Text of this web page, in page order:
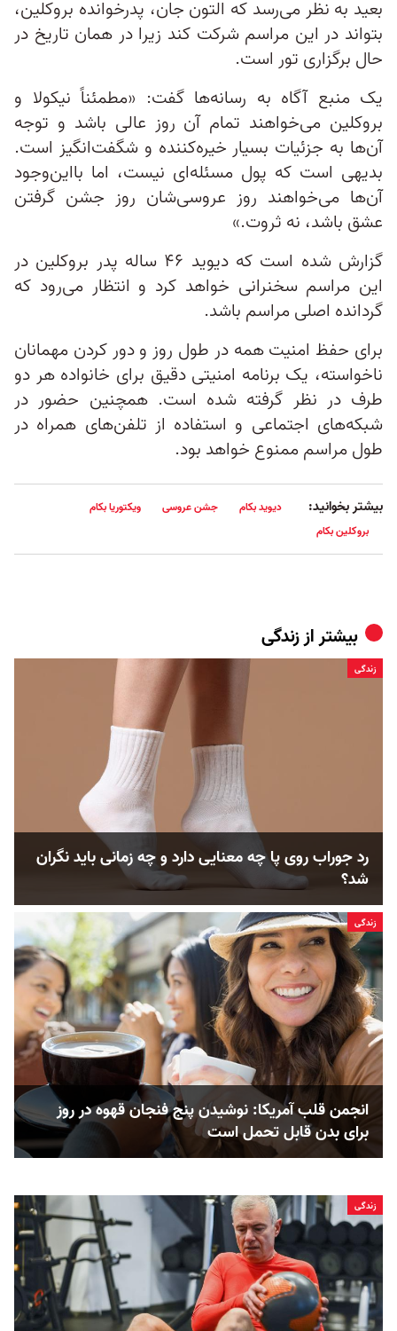
بعید به نظر می‌رسد که التون جان، پدرخوانده بروکلین،
بتواند در این مراسم شرکت کند زیرا در همان تاریخ در
حال برگزاری تور است.
یک منبع آگاه به رسانه‌ها گفت: «مطمئناً نیکولا و
بروکلین می‌خواهند تمام آن روز عالی باشد و توجه
آن‌ها به جزئیات بسیار خیره‌کننده و شگفت‌انگیز است.
بدیهی است که پول مسئله‌ای نیست، اما بااین‌وجود
آن‌ها می‌خواهند روز عروسی‌شان روز جشن گرفتن
عشق باشد، نه ثروت.»
گزارش شده است که دیوید ۴۶ ساله پدر بروکلین در
این مراسم سخنرانی خواهد کرد و انتظار می‌رود که
گردانده اصلی مراسم باشد.
برای حفظ امنیت همه در طول روز و دور کردن مهمانان
ناخواسته، یک برنامه امنیتی دقیق برای خانواده هر دو
طرف در نظر گرفته شده است. همچنین حضور در
شبکه‌های اجتماعی و استفاده از تلفن‌های همراه در
طول مراسم ممنوع خواهد بود.
بیشتر بخوانید: دیوید بکام جشن عروسی
ویکتوریا بکام
بروکلین بکام
بیشتر اززندگی
زندگی
رد جوراب روی پا چه معنایی دارد و چه زمانی باید نگران
شد؟
زندگی
انجمن قلب آمریکا: نوشیدن پنج فنجان قهوه در روز
برای بدن قابل ‌تحمل است
زندگی